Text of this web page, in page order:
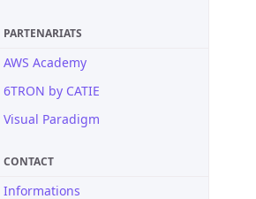
PARTENARIATS
AWS Academy
6TRON by CATIE
Visual Paradigm
CONTACT
Informations